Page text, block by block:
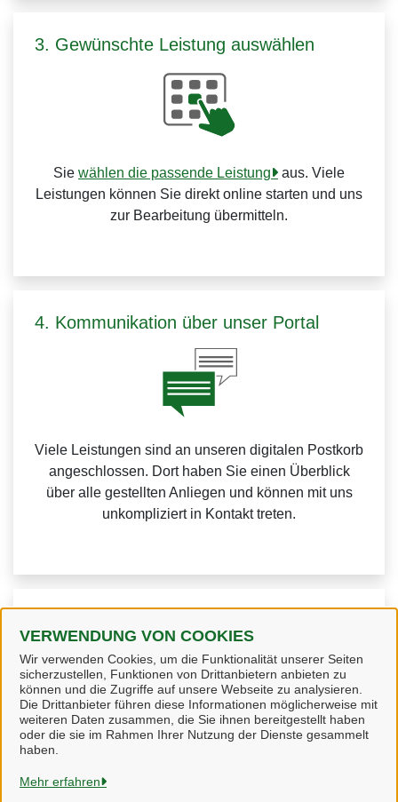
VERWENDUNG VON COOKIES
Wir verwenden Cookies, um die Funktionalität unserer Seiten
sicherzustellen, Funktionen von Drittanbietern anbieten zu
können und die Zugriffe auf unsere Webseite zu analysieren.
Die Drittanbieter führen diese Informationen möglicherweise mit
weiteren Daten zusammen, die Sie ihnen bereitgestellt haben
oder die sie im Rahmen Ihrer Nutzung der Dienste gesammelt
haben.
Mehr erfahren
3. Gewünschte Leistung auswählen
Sie wählen die passende Leistung
aus. Viele
Leistungen können Sie direkt online starten und uns
zur Bearbeitung übermitteln.
4. Kommunikation über unser Portal
Viele Leistungen sind an unseren digitalen Postkorb
angeschlossen. Dort haben Sie einen Überblick
über alle gestellten Anliegen und können mit uns
unkompliziert in Kontakt treten.
FAQ-Seite des Bundes.
Heidekreis
Alle Rechte vorbehalten